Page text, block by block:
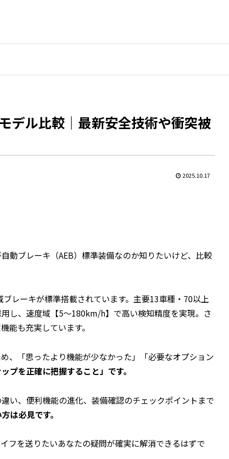
デル比較｜最新安全技術や衝突被
2025.10.17
動ブレーキ（AEB）標準装備なのか知りたいけど、比較
レーキが標準搭載されています。主要13車種・70以上
し、速度域【5～180km/h】で高い検知精度を実現。さ
能も充実しています。
、
「思ったより機能が少なかった」「必要なオプション
プを正確に把握すること」です。
い、便利機能の進化、装備確認のチェックポイントまで
は必見です。
フを送りたいあなたの疑問が確実に解消できるはずで